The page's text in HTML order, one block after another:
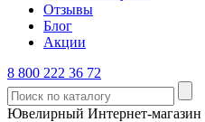
Отзывы
Блог
Акции
8 800 222 36 72
Ювелирный Интернет-магазин